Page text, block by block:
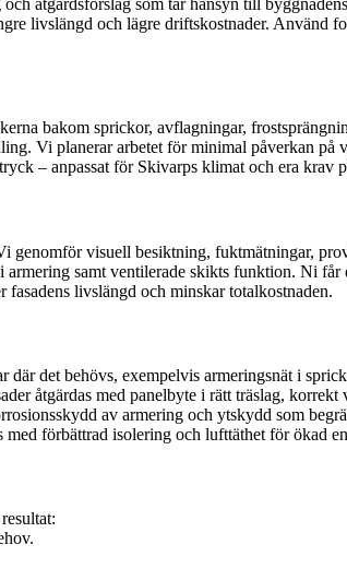
livslängd och lägre driftskostnader. Använd
bakom sprickor, avflagningar,
Vi planerar arbetet för minimal påverkan på
– anpassat för Skivarps klimat och era krav
visuell besiktning, fuktmätningar,
samt ventilerade skikts funktion. Ni
livslängd och minskar totalkostnaden.
det behövs, exempelvis armeringsnät i
åtgärdas med panelbyte i rätt träslag,
av armering och ytskydd som
förbättrad isolering och lufttäthet för ökad